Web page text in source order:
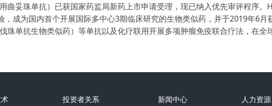
曲妥珠单抗）已获国家药监局新药上市申请受理，现已纳入优先审评程序。
成为国内首个开展国际多中心3期临床研究的生物类似药，并于2019年6月
珠单抗生物类似药）等单抗以及化疗联用开展多项肿瘤免疫联合疗法，在全
投资者关系 新闻中心 人力资源